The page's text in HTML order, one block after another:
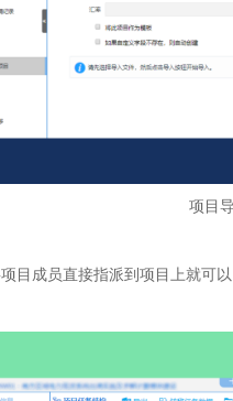
项目
目成员直接指派到项目上就可